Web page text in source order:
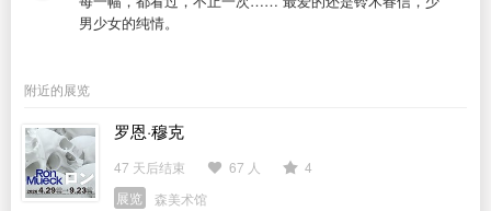
男少女的纯情。
附近的展览
罗恩·穆克
47 天后结束 67 人
4
展览
森美术馆